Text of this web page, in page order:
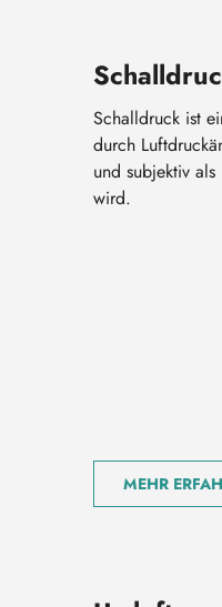
Schalldruck ist
durch
und subjektiv als
wird.
MEHR